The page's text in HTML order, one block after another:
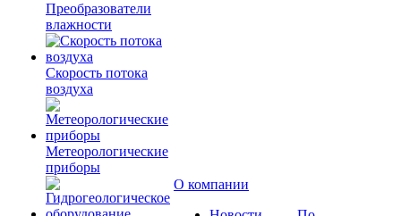
Преобразователи
влажности
Скорость потока
воздуха
Метеорологические
приборы
О компании